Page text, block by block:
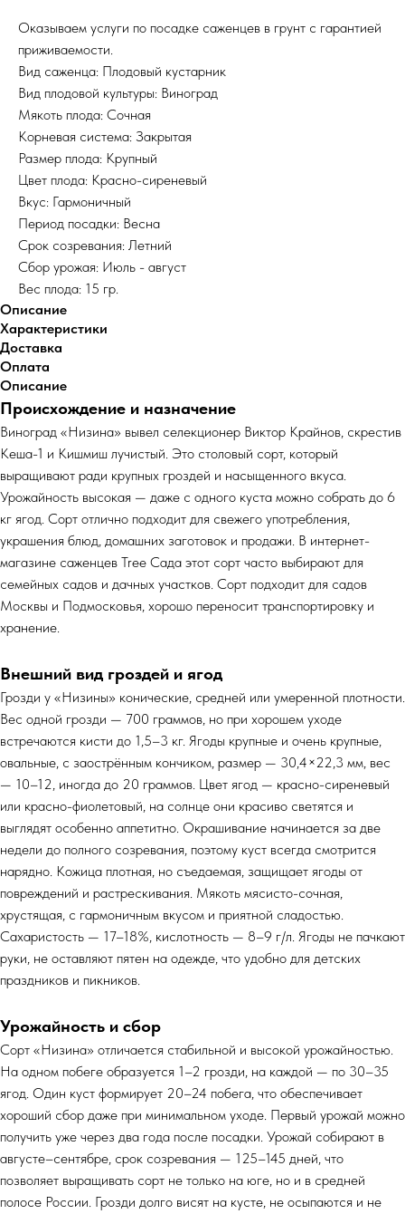
Оказываем услуги по посадке саженцев в грунт с гарантией
приживаемости.
Вид саженца: Плодовый кустарник
Вид плодовой культуры: Виноград
Мякоть плода: Сочная
Корневая система: Закрытая
Размер плода: Крупный
Цвет плода: Красно-сиреневый
Вкус: Гармоничный
Период посадки: Весна
Срок созревания: Летний
Сбор урожая: Июль - август
Вес плода: 15 гр.
Описание
Характеристики
Доставка
Оплата
Описание
Происхождение и назначение
Виноград «Низина» вывел селекционер Виктор Крайнов, скрестив
Кеша-1 и Кишмиш лучистый. Это столовый сорт, который
выращивают ради крупных гроздей и насыщенного вкуса.
Урожайность высокая — даже с одного куста можно собрать до 6
кг ягод. Сорт отлично подходит для свежего употребления,
украшения блюд, домашних заготовок и продажи. В интернет-
магазине саженцев Tree Сада этот сорт часто выбирают для
семейных садов и дачных участков. Сорт подходит для садов
Москвы и Подмосковья, хорошо переносит транспортировку и
хранение.
Внешний вид гроздей и ягод
Грозди у «Низины» конические, средней или умеренной плотности.
Вес одной грозди — 700 граммов, но при хорошем уходе
встречаются кисти до 1,5–3 кг. Ягоды крупные и очень крупные,
овальные, с заострённым кончиком, размер — 30,4×22,3 мм, вес
— 10–12, иногда до 20 граммов. Цвет ягод — красно-сиреневый
или красно-фиолетовый, на солнце они красиво светятся и
выглядят особенно аппетитно. Окрашивание начинается за две
недели до полного созревания, поэтому куст всегда смотрится
нарядно. Кожица плотная, но съедаемая, защищает ягоды от
повреждений и растрескивания. Мякоть мясисто-сочная,
хрустящая, с гармоничным вкусом и приятной сладостью.
Сахаристость — 17–18%, кислотность — 8–9 г/л. Ягоды не пачкают
руки, не оставляют пятен на одежде, что удобно для детских
праздников и пикников.
Урожайность и сбор
Сорт «Низина» отличается стабильной и высокой урожайностью.
На одном побеге образуется 1–2 грозди, на каждой — по 30–35
ягод. Один куст формирует 20–24 побега, что обеспечивает
хороший сбор даже при минимальном уходе. Первый урожай можно
получить уже через два года после посадки. Урожай собирают в
августе–сентябре, срок созревания — 125–145 дней, что
позволяет выращивать сорт не только на юге, но и в средней
полосе России. Грозди долго висят на кусте, не осыпаются и не